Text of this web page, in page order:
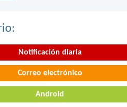
Notificación diaria
Correo electrónico
Android